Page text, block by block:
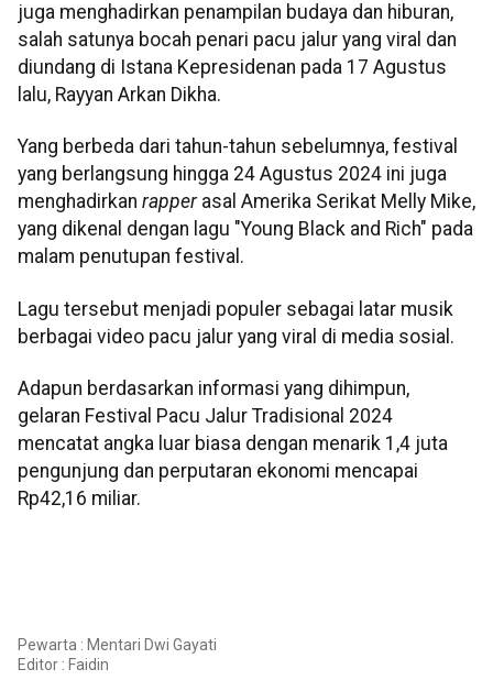
juga menghadirkan penampilan budaya dan hiburan,
salah satunya bocah penari pacu jalur yang viral dan
diundang di Istana Kepresidenan pada 17 Agustus
lalu, Rayyan Arkan Dikha.
Yang berbeda dari tahun-tahun sebelumnya, festival
yang berlangsung hingga 24 Agustus 2024 ini juga
menghadirkan rapperasal Amerika Serikat Melly Mike,
yang dikenal dengan lagu "Young Black and Rich" pada
malam penutupan festival.
Lagu tersebut menjadi populer sebagai latar musik
berbagai video pacu jalur yang viral di media sosial.
Adapun berdasarkan informasi yang dihimpun,
gelaran Festival Pacu Jalur Tradisional 2024
mencatat angka luar biasa dengan menarik 1,4 juta
pengunjung dan perputaran ekonomi mencapai
Rp42,16 miliar.
Pewarta : Mentari Dwi Gayati
Editor : Faidin